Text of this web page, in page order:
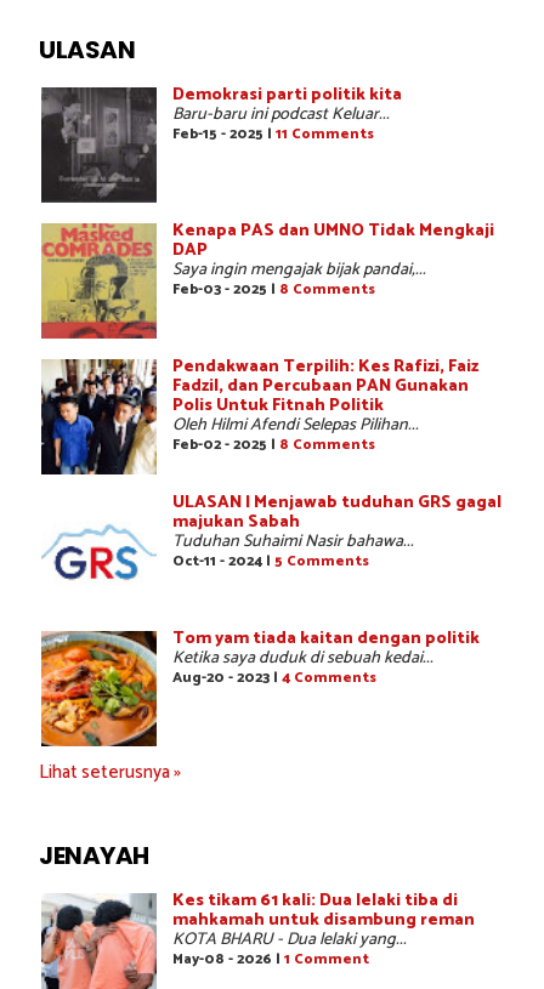
ULASAN
Demokrasi parti politik kita
Baru-baru ini podcast Keluar...
Feb-15 - 2025 | 11 Comments
Kenapa PAS dan UMNO Tidak Mengkaji
DAP
Saya ingin mengajak bijak pandai,...
Feb-03 - 2025 | 8 Comments
Pendakwaan Terpilih: Kes Rafizi, Faiz
Fadzil, dan Percubaan PAN Gunakan
Polis Untuk Fitnah Politik
Oleh Hilmi Afendi Selepas Pilihan...
Feb-02 - 2025 | 8 Comments
ULASAN | Menjawab tuduhan GRS gagal
majukan Sabah
Tuduhan Suhaimi Nasir bahawa...
Oct-11 - 2024 | 5 Comments
Tom yam tiada kaitan dengan politik
Ketika saya duduk di sebuah kedai...
Aug-20 - 2023 | 4 Comments
Lihat seterusnya »
JENAYAH
Kes tikam 61 kali: Dua lelaki tiba di
mahkamah untuk disambung reman
KOTA BHARU - Dua lelaki yang...
May-08 - 2026 | 1 Comment